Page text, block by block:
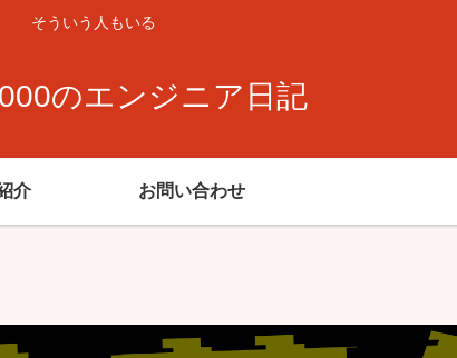
そういう人もいる
のエンジニア日記
介 お問い合わせ